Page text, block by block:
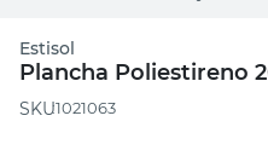
Estisol
Plancha Poliestireno
:1021063
puertas